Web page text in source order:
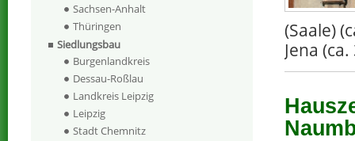
(Saale)
Jena
Sachsen-Anhalt
Thüringen
Siedlungsbau
Burgenlandkreis
Dessau-Roßlau
Landkreis Leipzig
Leipzig
Stadt Chemnitz